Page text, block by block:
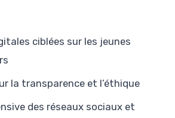
ciblées sur les jeunes
la transparence et l’éthique
des réseaux sociaux et